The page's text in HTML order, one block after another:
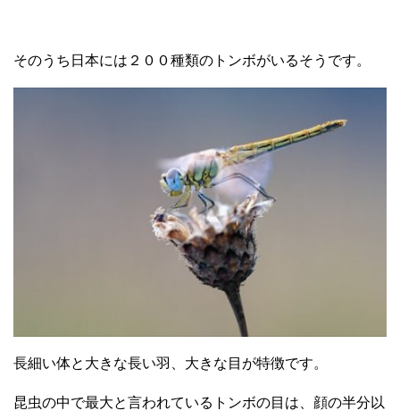
そのうち日本には２００種類のトンボがいるそうです。
長細い体と大きな長い羽、大きな目が特徴です。
昆虫の中で最大と言われているトンボの目は、顔の半分以